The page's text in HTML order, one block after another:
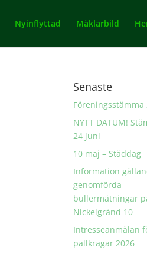
Nyinflyttad Mäklarbild
Senaste
Föreningsstämma
NYTT DATUM!
24 juni
10 maj – Städdag
Information
genomförda
bullermätningar
Nickelgränd 10
Intresseanmälan
pallkragar 2026